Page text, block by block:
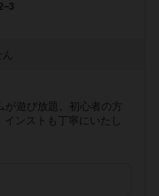
遊び放題。初心者の方
ンストも丁寧にいたし